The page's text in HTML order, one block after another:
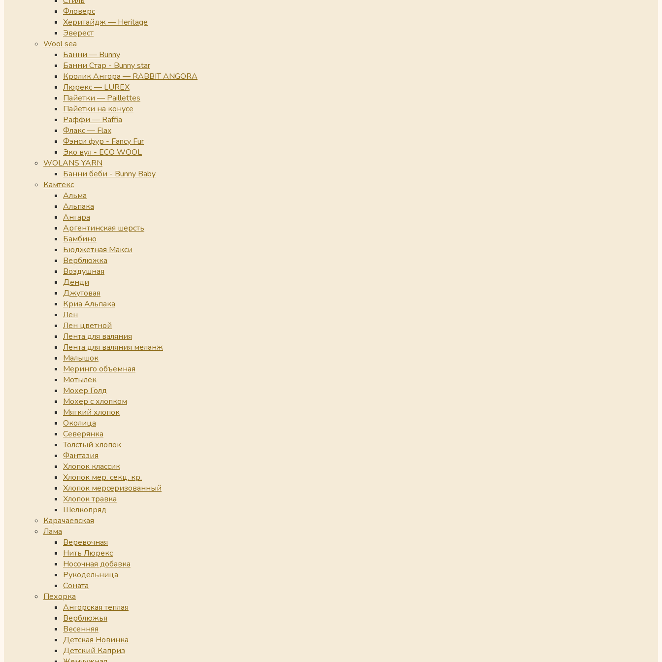
Фловерс
Херитайдж — Heritage
Эверест
Wool sea
Банни — Bunny
Банни Стар - Bunny star
Кролик Ангора — RABBIT ANGORA
Люрекс — LUREX
Пайетки — Paillettes
Пайетки на конусе
Раффи — Raffia
Флакс — Flax
Фэнси фур - Fancy Fur
Эко вул - ECO WOOL
WOLANS YARN
Банни беби - Bunny Baby
Камтекс
Альма
Альпака
Ангара
Аргентинская шерсть
Бамбино
Бюджетная Макси
Верблюжка
Воздушная
Денди
Джутовая
Криа Альпака
Лен
Лен цветной
Лента для валяния
Лента для валяния меланж
Малышок
Меринго объемная
Мотылёк
Мохер Голд
Мохер с хлопком
Мягкий хлопок
Околица
Северянка
Толстый хлопок
Фантазия
Хлопок классик
Хлопок мер. секц. кр.
Хлопок мерсеризованный
Хлопок травка
Шелкопряд
Карачаевская
Лама
Веревочная
Нить Люрекс
Носочная добавка
Рукодельница
Соната
Пехорка
Ангорская теплая
Верблюжья
Весенняя
Детская Новинка
Детский Каприз